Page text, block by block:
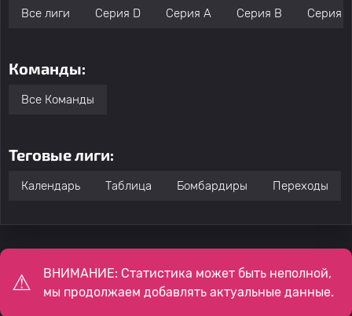
Все лиги Серия D Серия А Серия B Серия C
Команды:
Все Команды
Теговые лиги:
Календарь Таблица Бомбардиры Переходы
ВНИМАНИЕ: Статистика может быть неполной,
мы продолжаем добавлять актуальные данные.